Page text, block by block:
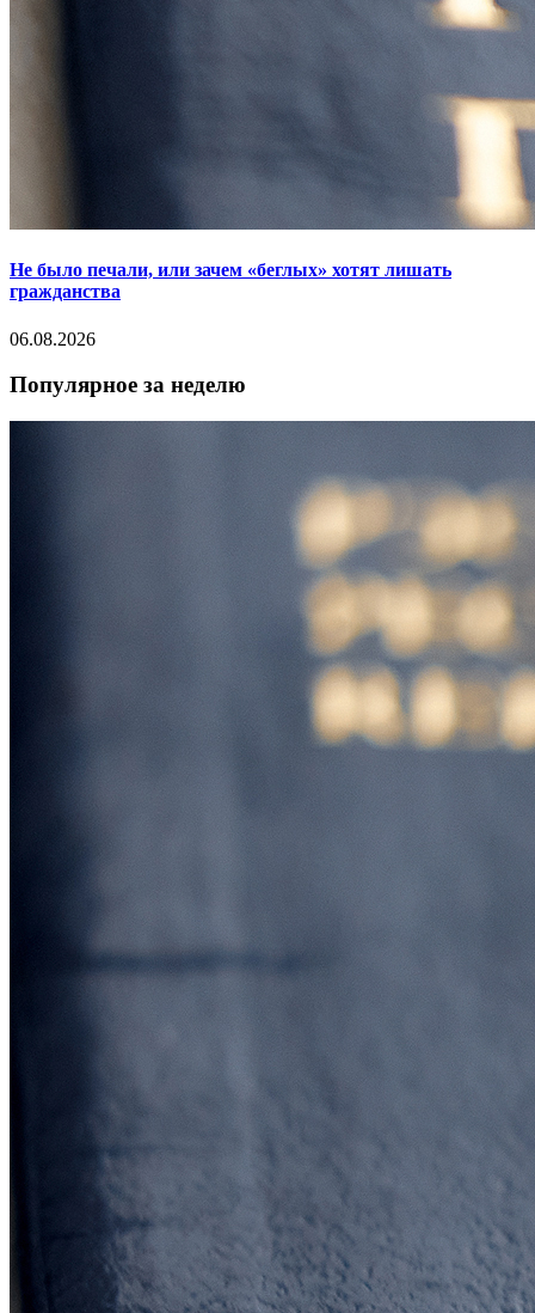
Не было печали, или зачем «беглых» хотят лишать
гражданства
06.08.2026
Популярное за неделю